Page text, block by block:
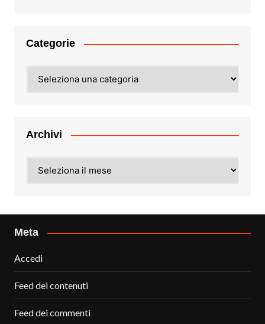
Categorie
Archivi
Meta
Accedi
Feed dei contenuti
Feed dei commenti